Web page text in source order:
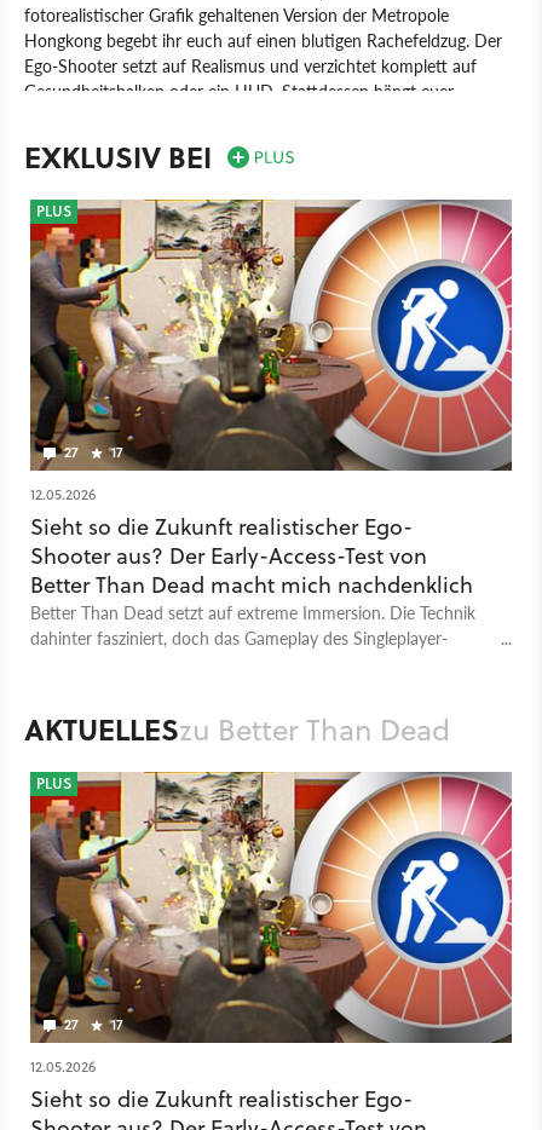
fotorealistischer Grafik gehaltenen Version der Metropole
Hongkong begebt ihr euch auf einen blutigen Rachefeldzug. Der
Ego-Shooter setzt auf Realismus und verzichtet komplett auf
Gesundheitsbalken oder ein HUD. Stattdessen hängt euer
die Ballistik, denn verfehlte Schüsse können Unschuldige treffen
und haben Konsequenzen.
Spiel PC Ego-Shooter Shooter
MicroProse Software
Monte Gallo
Better Than Dead
EXKLUSIV BEI
27 17
PLUS
12.05.2026
Sieht so die Zukunft realistischer Ego-
Shooter aus? Der Early-Access-Test von
Better Than Dead macht mich nachdenklich
Better Than Dead setzt auf extreme Immersion. Die Technik
dahinter fasziniert, doch das Gameplay des Singleplayer-
AKTUELLESzu Better Than Dead
27 17
PLUS
12.05.2026
Sieht so die Zukunft realistischer Ego-